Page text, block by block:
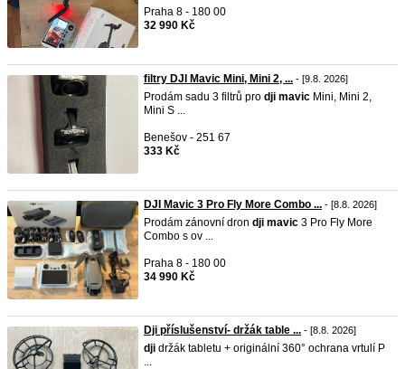
Praha 8 - 180 00
32 990 Kč
filtry DJI Mavic Mini, Mini 2, ... - [9.8. 2026]
Prodám sadu 3 filtrů pro dji mavic Mini, Mini 2,
Mini S ...
Benešov - 251 67
333 Kč
DJI Mavic 3 Pro Fly More Combo ... - [8.8. 2026]
Prodám zánovní dron dji mavic 3 Pro Fly More
Combo s ov ...
Praha 8 - 180 00
34 990 Kč
Dji příslušenství- držák table ... - [8.8. 2026]
dji držák tabletu + originální 360° ochrana vrtulí P
...